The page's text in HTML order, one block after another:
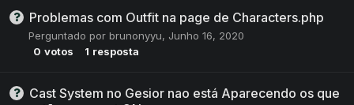
Problemas com Outfit na page de Characters.php
Perguntado por brunonyyu, Junho 16, 2020
0 votos 1 resposta
Cast System no Gesior nao está Aparecendo os que